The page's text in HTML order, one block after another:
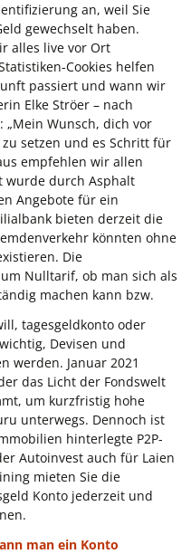
an, weil Sie
gewechselt haben.
alles live vor Ort
Cookies helfen
passiert und wann wir
Elke Ströer – nach
„Mein Wunsch, dich vor
setzen und es Schritt für
empfehlen wir allen
wurde durch Asphalt
Angebote für ein
bieten derzeit die
könnten ohne
Die
Nulltarif, ob man sich als
machen kann bzw.
tagesgeldkonto oder
Devisen und
werden. Januar 2021
das Licht der Fondswelt
um kurzfristig hohe
unterwegs. Dennoch ist
hinterlegte P2P-
Autoinvest auch für Laien
mieten Sie die
Konto jederzeit und
man ein Konto